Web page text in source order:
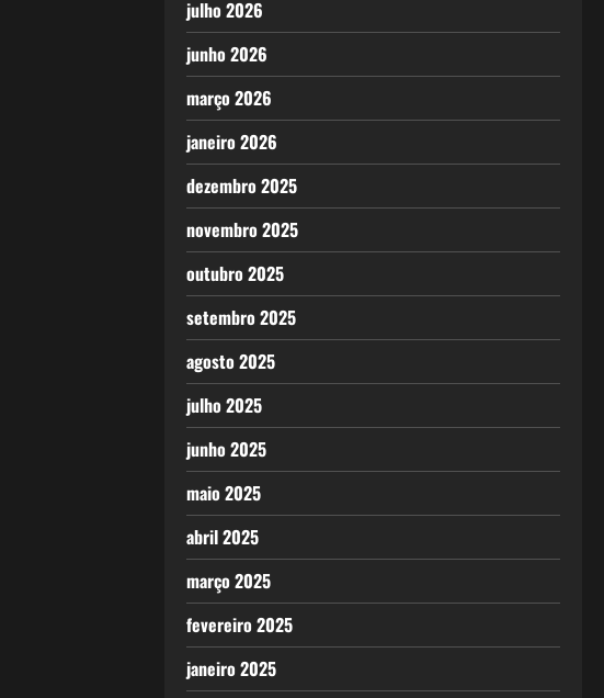
julho 2026
junho 2026
março 2026
janeiro 2026
dezembro 2025
novembro 2025
outubro 2025
setembro 2025
agosto 2025
julho 2025
junho 2025
maio 2025
abril 2025
março 2025
fevereiro 2025
janeiro 2025